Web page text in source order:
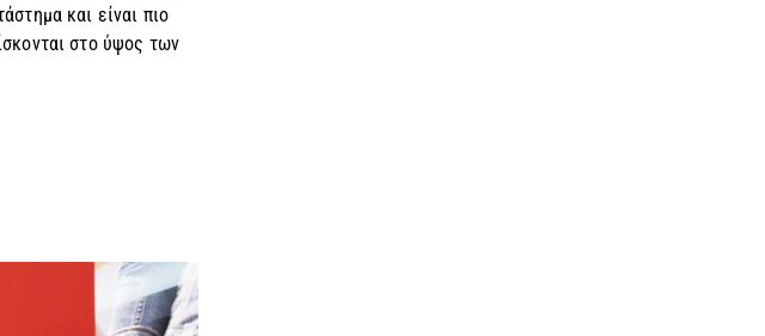
και είναι πιο
στο ύψος των